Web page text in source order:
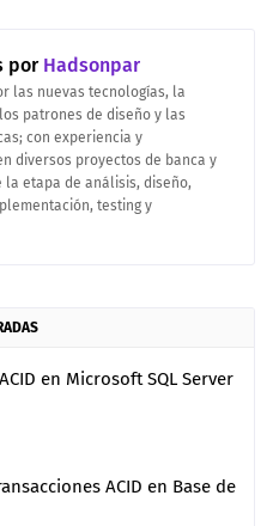
porHadsonpar
las nuevas tecnologías, la
patrones de diseño y las
con experiencia y
diversos proyectos de banca y
la etapa de análisis, diseño,
testing y
en Microsoft SQL Server
ACID en Base de